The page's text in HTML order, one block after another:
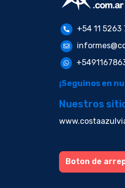
+54 11
¡Seguinos en
Nuestros
Boton de